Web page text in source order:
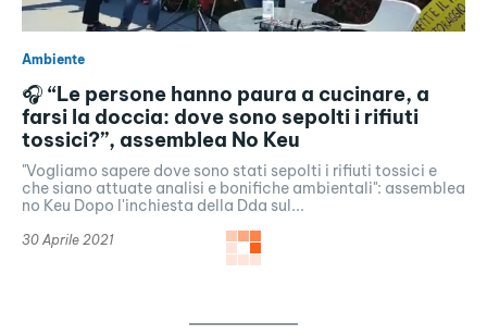
Ambiente
🎧 “Le persone hanno paura a cucinare, a
farsi la doccia: dove sono sepolti i rifiuti
tossici?”, assemblea No Keu
"Vogliamo sapere dove sono stati sepolti i rifiuti tossici e
che siano attuate analisi e bonifiche ambientali": assemblea
no Keu Dopo l'inchiesta della Dda sul...
30 Aprile 2021